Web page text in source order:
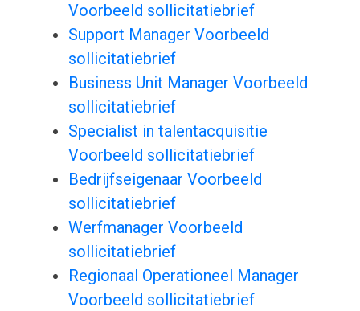
Voorbeeld sollicitatiebrief
Support Manager Voorbeeld
sollicitatiebrief
Business Unit Manager Voorbeeld
sollicitatiebrief
Specialist in talentacquisitie
Voorbeeld sollicitatiebrief
Bedrijfseigenaar Voorbeeld
sollicitatiebrief
Werfmanager Voorbeeld
sollicitatiebrief
Regionaal Operationeel Manager
Voorbeeld sollicitatiebrief